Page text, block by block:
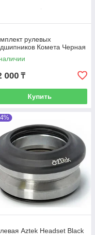
рулевых
Комета Черная
000 ₸
Купить
Aztek Headset Black